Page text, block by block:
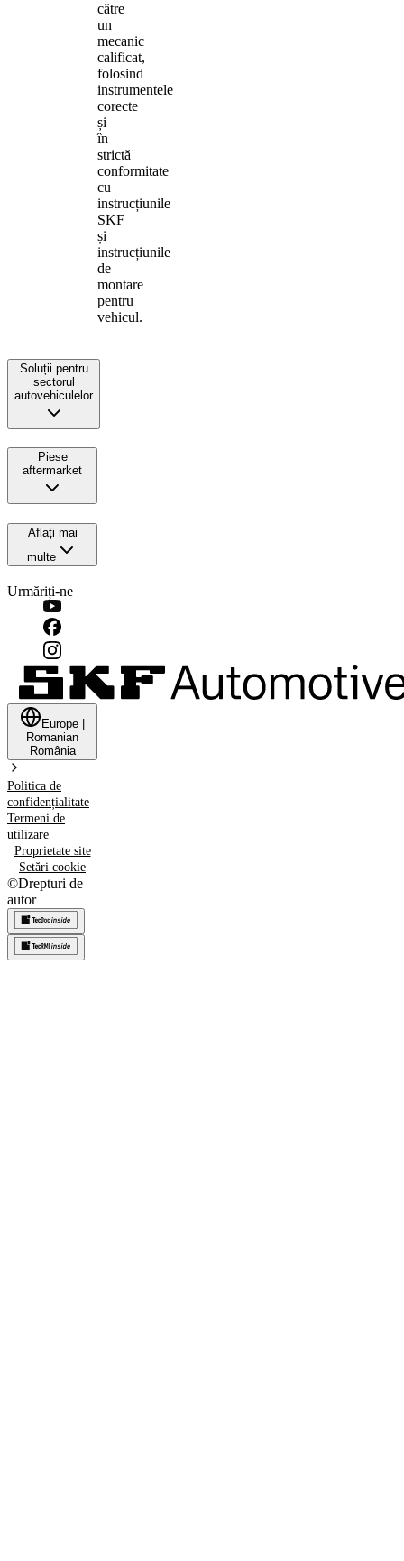
către
un
mecanic
calificat,
folosind
instrumentele
corecte
și
în
strictă
conformitate
cu
instrucțiunile
SKF
și
instrucțiunile
de
montare
pentru
vehicul.
Soluții pentru
sectorul
autovehiculelor
Piese
aftermarket
Aflați mai
multe
Urmăriți-ne
Europe
Romanian
România
Politica de
confidențialitate
Termeni de
utilizare
Proprietate site
Setări cookie
©Drepturi de
autor